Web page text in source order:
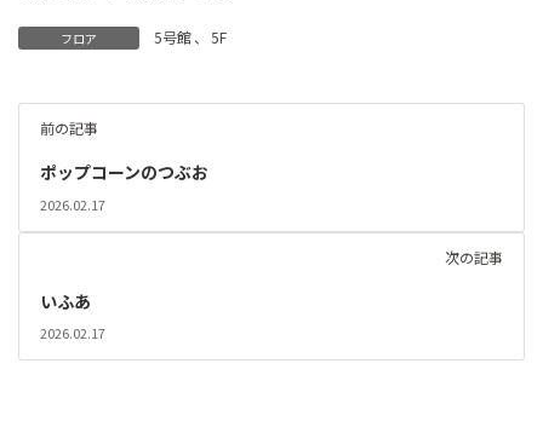
フロア 5号館、 5F
前の記事
ポップコーンのつぶお
2026.02.17
次の記事
いふあ
2026.02.17